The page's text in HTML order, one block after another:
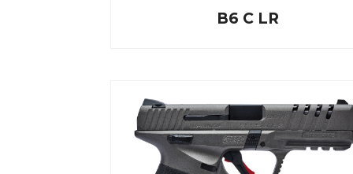
B6 C LR